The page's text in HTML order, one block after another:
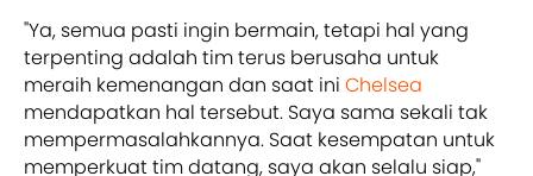
"Ya, semua pasti ingin bermain, tetapi hal yang
terpenting adalah tim terus berusaha untuk
meraih kemenangan dan saat ini Chelsea
mendapatkan hal tersebut. Saya sama sekali tak
mempermasalahkannya. Saat kesempatan untuk
memperkuat tim datang, saya akan selalu siap,"